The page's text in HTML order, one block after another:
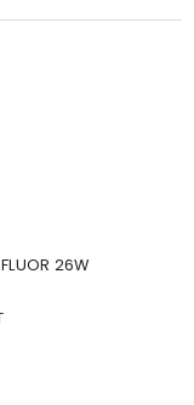
26W